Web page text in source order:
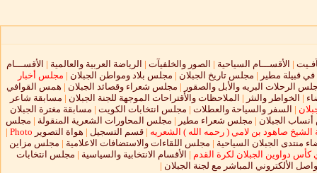
| الأقســـام السياحية | الصور والخلفيآت | الرياضة العربية والعالمية | الأقســـام
في قبيلة مطير | مجلس تاريخ الجبلان | مجلس بلاد ومواطن الجبلان | مجلس أخبار
الرحلات البريه والأبل والصقور | مجلس شعراء وقصائد الجبلان | همس القوافي
| الخواطر والنثر | الملاحظات والأقتراحات الموجهة للجنة الجبلان | مسابقة شاعر
| السفر والسياحة والعطلات | مجلس انتخابات الكويت | مسابقة مغترة الجبلان
الجبلان | مجلس شعراء مطير | مجلس المحاورات الشعرية المنقولة | مجلس
الشيخ صاهود بن لامي ( رحمه الله ) الشعريه | قسم التسجيل | هواة التصوير Photo
|
منتدى الجبلان السياحية | مجلس اللقاءات والاستضافات الاعلامية | مجلس مزاين
كأس دواوين الجبلان لكرة القدم | الأقسام الانتخابية والسياسية | مجلس انتخابات
الألكتروني المباشر مع لجنة الجبلان |